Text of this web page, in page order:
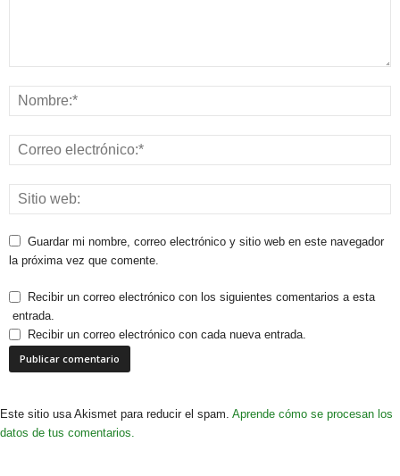
Guardar mi nombre, correo electrónico y sitio web en este navegador
la próxima vez que comente.
Recibir un correo electrónico con los siguientes comentarios a esta
entrada.
Recibir un correo electrónico con cada nueva entrada.
Este sitio usa Akismet para reducir el spam. Aprende cómo se procesan los
datos de tus comentarios.